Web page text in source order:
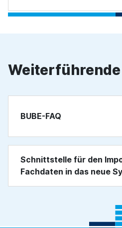
BUBE-FAQ
Schnittstelle für den
Fachdaten in das neue